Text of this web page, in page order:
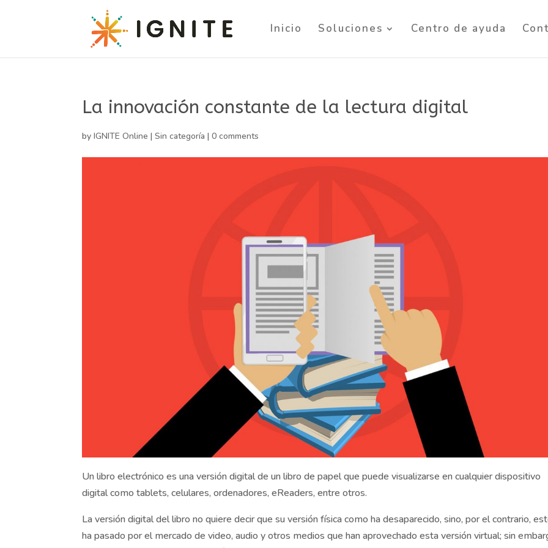
Inicio Soluciones Centro de ayuda
La innovación constante de la lectura digital
byIGNITE Online |Sin categoría |0 comments
Un libro electrónico es una versión digital de un libro de papel que puede visualizarse en cualquier dispositivo
digitalcomotablets, celulares, ordenadores,eReaders, entre otros.
La versión digital del libro no quiere decir que su versión física como ha desaparecido, sino, por el contrario,
ha pasado por el mercado de video, audio y otros medios que han aprovechado esta versión virtual; sin